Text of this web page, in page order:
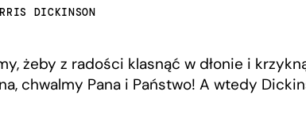
DICKINSON
żeby z radości klasnąć w dłonie i
chwalmy Pana i Państwo! A wtedy